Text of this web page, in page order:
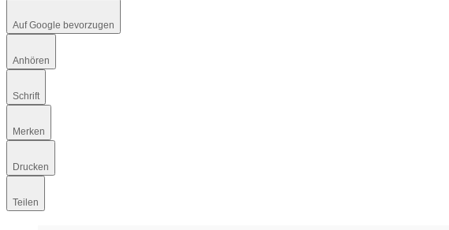
Auf Google bevorzugen
Anhören
Schrift
Merken
Drucken
Teilen